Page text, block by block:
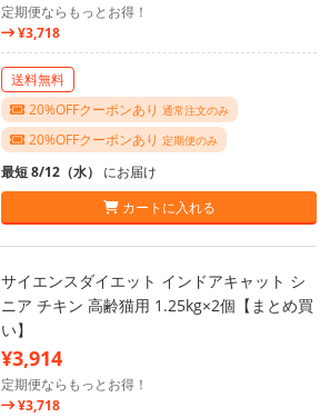
定期便ならもっとお得！
¥3,718
送料無料
20%OFFクーポンあり 通常注文のみ
20%OFFクーポンあり 定期便のみ
最短 8/12（水） にお届け
カートに入れる
サイエンスダイエット インドアキャット シ
ニア チキン 高齢猫用 1.25kg×2個【まとめ買
い】
¥3,914
定期便ならもっとお得！
¥3,718